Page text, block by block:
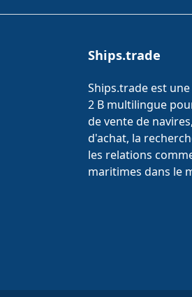
Ships.trade
Ships.trade est
2 B multilingue
de vente de
d'achat, la
les relations
maritimes dans le